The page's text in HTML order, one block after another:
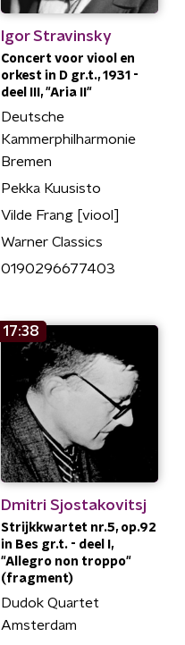
Igor Stravinsky
Concert voor viool en
orkest in D gr.t., 1931 -
deel III, "Aria II"
Deutsche
Kammerphilharmonie
Bremen
Pekka Kuusisto
Vilde Frang [viool]
Warner Classics
0190296677403
17:38
Dmitri Sjostakovitsj
Strijkkwartet nr.5, op.92
in Bes gr.t. - deel I,
"Allegro non troppo"
(fragment)
Dudok Quartet
Amsterdam